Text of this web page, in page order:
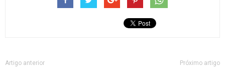
Artigo anterior Próximo artigo